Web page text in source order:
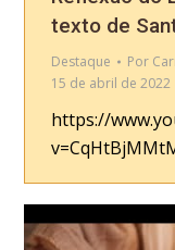
texto de
Destaque Por
15 de abril de 2022
https://